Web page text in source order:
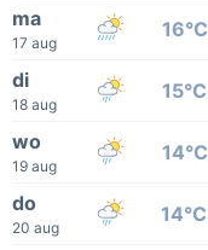
ma
17 aug
16°C
di
18 aug
15°C
wo
19 aug
14°C
do
20 aug
14°C